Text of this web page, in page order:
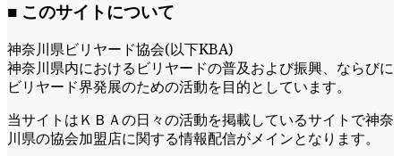
■ このサイトについて
神奈川県ビリヤード協会(以下KBA)
神奈川県内におけるビリヤードの普及および振興、ならびに
ビリヤード界発展のための活動を目的としています。
当サイトはＫＢＡの日々の活動を掲載しているサイトで神奈
川県の協会加盟店に関する情報配信がメインとなります。